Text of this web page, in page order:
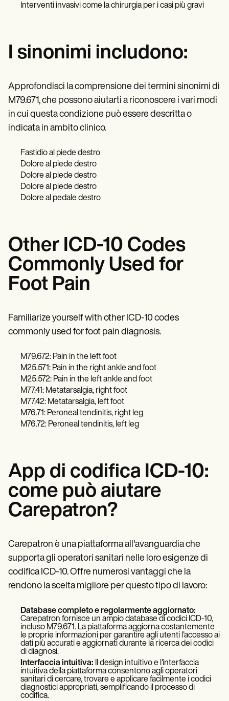
Interventi invasivi come la chirurgia per i casi più gravi
I sinonimi includono:
Approfondisci la comprensione dei termini sinonimi di
M79.671, che possono aiutarti a riconoscere i vari modi
in cui questa condizione può essere descritta o
indicata in ambito clinico.
Fastidio al piede destro
Dolore al piede destro
Dolore al piede destro
Dolore al piede destro
Dolore al pedale destro
Other ICD-10 Codes
Commonly Used for
Foot Pain
Familiarize yourself with other ICD-10 codes
commonly used for foot pain diagnosis.
M79.672: Pain in the left foot
M25.571: Pain in the right ankle and foot
M25.572: Pain in the left ankle and foot
M77.41: Metatarsalgia, right foot
M77.42: Metatarsalgia, left foot
M76.71: Peroneal tendinitis, right leg
M76.72: Peroneal tendinitis, left leg
App di codifica ICD-10:
come può aiutare
Carepatron?
Carepatron è una piattaforma all'avanguardia che
supporta gli operatori sanitari nelle loro esigenze di
codifica ICD-10. Offre numerosi vantaggi che la
rendono la scelta migliore per questo tipo di lavoro:
Database completo e regolarmente aggiornato:
Carepatron fornisce un ampio database di codici ICD-10,
incluso M79.671. La piattaforma aggiorna costantemente
le proprie informazioni per garantire agli utenti l'accesso ai
dati più accurati e aggiornati durante la ricerca dei codici
di diagnosi.
Interfaccia intuitiva: Il design intuitivo e l'interfaccia
intuitiva della piattaforma consentono agli operatori
sanitari di cercare, trovare e applicare facilmente i codici
diagnostici appropriati, semplificando il processo di
codifica.